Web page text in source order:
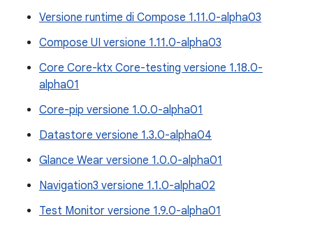
Versione runtime di Compose 1.11.0-alpha03
Compose UI versione 1.11.0-alpha03
Core Core-ktx Core-testing versione 1.18.0-
alpha01
Core-pip versione 1.0.0-alpha01
Datastore versione 1.3.0-alpha04
Glance Wear versione 1.0.0-alpha01
Navigation3 versione 1.1.0-alpha02
Test Monitor versione 1.9.0-alpha01